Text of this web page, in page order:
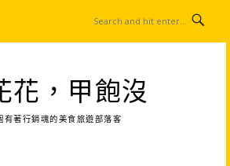
花，甲飽沒
有著行銷魂的美食旅遊部落客